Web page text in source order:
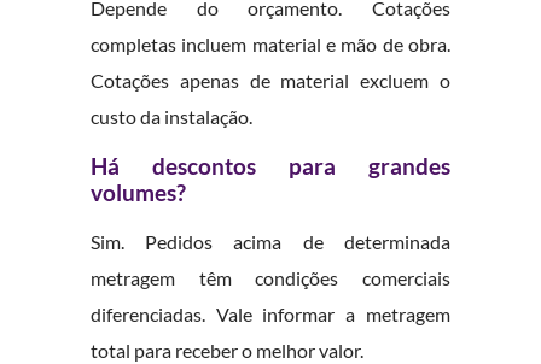
Depende do orçamento. Cotações
completas incluem material e mão de obra.
Cotações apenas de material excluem o
custo da instalação.
Há descontos para grandes
volumes?
Sim. Pedidos acima de determinada
metragem têm condições comerciais
diferenciadas. Vale informar a metragem
total para receber o melhor valor.